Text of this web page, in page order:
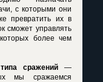
с которыми они
превратить их в
сможет управлять
более чем
сражений —
мы сражаемся